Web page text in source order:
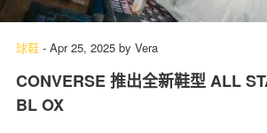
球鞋 - Apr 25, 2025 by Vera
CONVERSE 推出全新鞋型 ALL
BL OX